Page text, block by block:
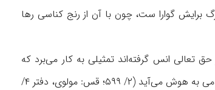
برایش گوارا ست، چون با آن از رنج کناسی رها
تعالى انس گرفته‌اند تمثیلی به کار می‌برد که
براساس آن، کناسی به بازار عطرفروشان می‌رود و از بوی خوش آنجا بیهوش می‌شود و فقط با بوییدن نجاست آدمی به هوش می‌آید (۲/ ۵۹۹؛ قس: مولوی، دفتر ۴/